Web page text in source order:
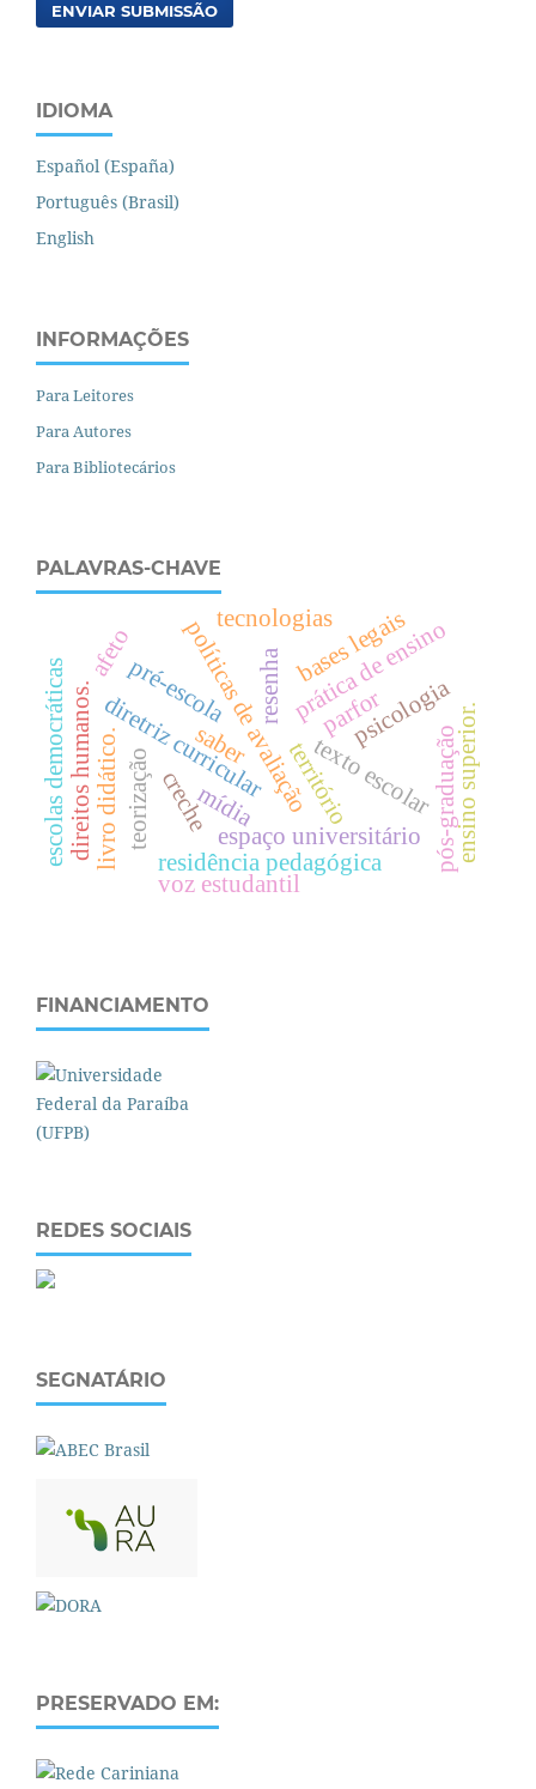
ENVIAR SUBMISSÃO
IDIOMA
Español (España)
Português (Brasil)
English
INFORMAÇÕES
Para Leitores
Para Autores
Para Bibliotecários
PALAVRAS-CHAVE
resenha
território
diretriz curricular
prática de ensino
texto escolar
políticas de avaliação
espaço universitário pós-graduação
saber
mídia
residência pedagógica
livro didático.
d
i
r
e
i
t
o
s
h
u
m
a
n
o
s
.
escolas democráticas parfor
voz estudantil
pré-escola
creche
bases legais
psicologia
e
n
s
i
n
o
s
u
p
e
r
i
o
r
.
tecnologias
teorização
afeto
FINANCIAMENTO
REDES SOCIAIS
SEGNATÁRIO
PRESERVADO EM: